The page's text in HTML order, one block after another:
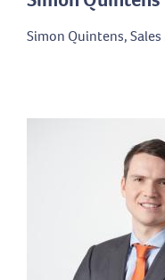
Simon Quintens,